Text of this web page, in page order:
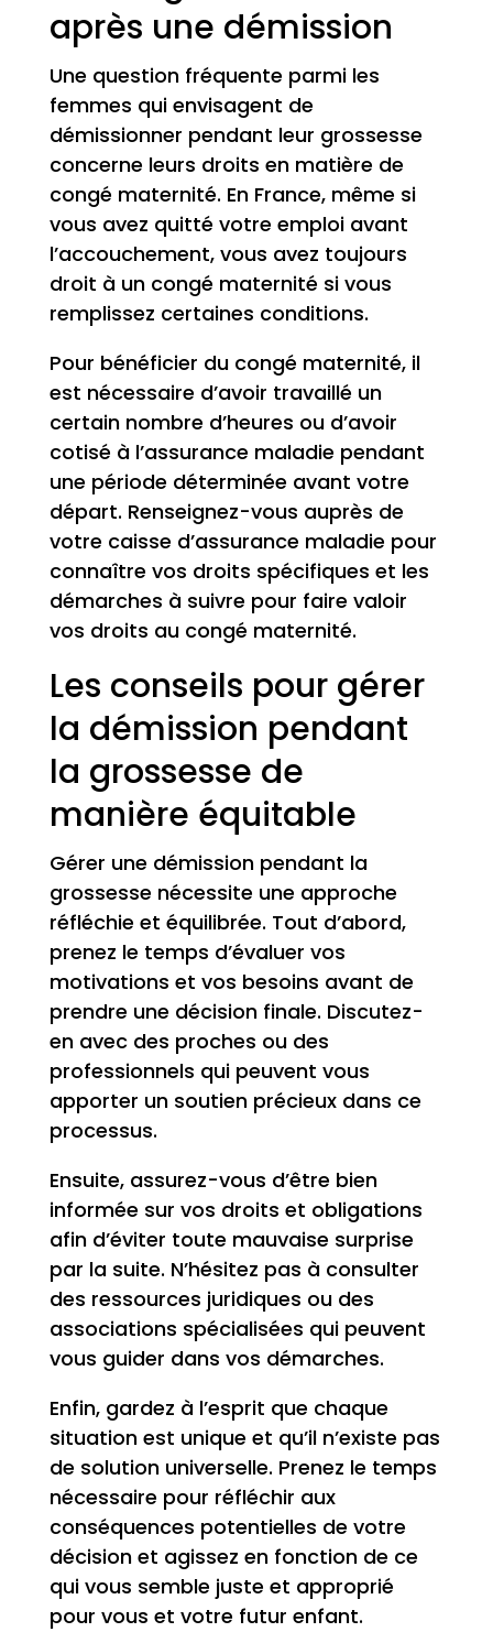
après une démission
Une question fréquente parmi les
femmes qui envisagent de
démissionner pendant leur grossesse
concerne leurs droits en matière de
congé maternité. En France, même si
vous avez quitté votre emploi avant
l’accouchement, vous avez toujours
droit à un congé maternité si vous
remplissez certaines conditions.
Pour bénéficier du congé maternité, il
est nécessaire d’avoir travaillé un
certain nombre d’heures ou d’avoir
cotisé à l’assurance maladie pendant
une période déterminée avant votre
départ. Renseignez-vous auprès de
votre caisse d’assurance maladie pour
connaître vos droits spécifiques et les
démarches à suivre pour faire valoir
vos droits au congé maternité.
Les conseils pour gérer
la démission pendant
la grossesse de
manière équitable
Gérer une démission pendant la
grossesse nécessite une approche
réfléchie et équilibrée. Tout d’abord,
prenez le temps d’évaluer vos
motivations et vos besoins avant de
prendre une décision finale. Discutez-
en avec des proches ou des
professionnels qui peuvent vous
apporter un soutien précieux dans ce
processus.
Ensuite, assurez-vous d’être bien
informée sur vos droits et obligations
afin d’éviter toute mauvaise surprise
par la suite. N’hésitez pas à consulter
des ressources juridiques ou des
associations spécialisées qui peuvent
vous guider dans vos démarches.
Enfin, gardez à l’esprit que chaque
situation est unique et qu’il n’existe pas
de solution universelle. Prenez le temps
nécessaire pour réfléchir aux
conséquences potentielles de votre
décision et agissez en fonction de ce
qui vous semble juste et approprié
pour vous et votre futur enfant.